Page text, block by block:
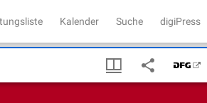
Kalender Suche digiPress